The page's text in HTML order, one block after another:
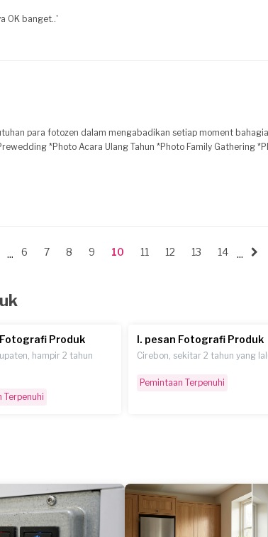
OK banget..'
*Photo Acara Ulang Tahun *Photo Family Gathering
... 6 7 8 9 10 11 12 13 14 ...
Fotografi Produk
hampir 2 tahun
Terpenuhi
I. pesan Fotografi Produk
Cirebon, sekitar 2 tahun yang
Pemintaan Terpenuhi